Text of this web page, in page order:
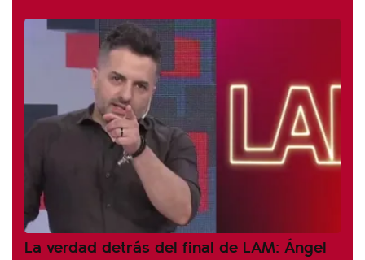
La verdad detrás del final de LAM: Ángel